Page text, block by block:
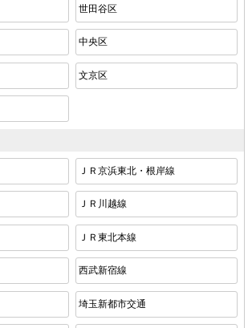
世田谷区
中央区
文京区
ＪＲ京浜東北・根岸線
ＪＲ川越線
ＪＲ東北本線
西武新宿線
埼玉新都市交通